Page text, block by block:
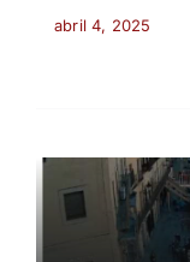
abril 4, 2025